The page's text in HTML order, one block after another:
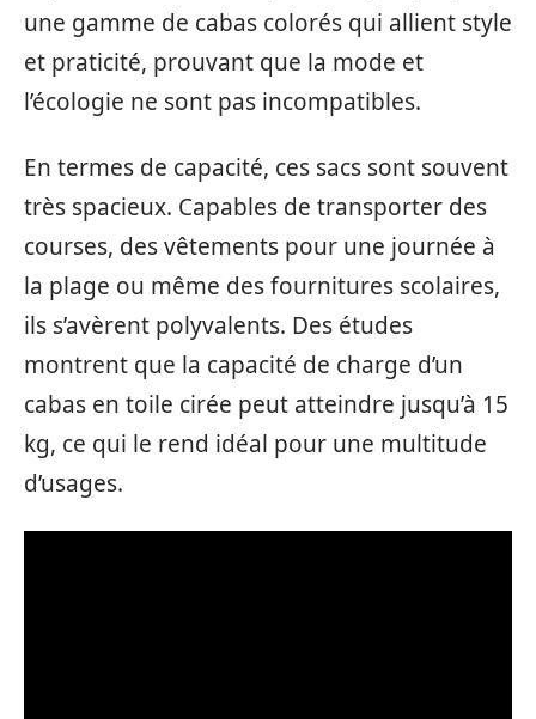
une gamme de cabas colorés qui allient style
et praticité, prouvant que la mode et
l’écologie ne sont pas incompatibles.
En termes de capacité, ces sacs sont souvent
très spacieux. Capables de transporter des
courses, des vêtements pour une journée à
la plage ou même des fournitures scolaires,
ils s’avèrent polyvalents. Des études
montrent que la capacité de charge d’un
cabas en toile cirée peut atteindre jusqu’à 15
kg, ce qui le rend idéal pour une multitude
d’usages.